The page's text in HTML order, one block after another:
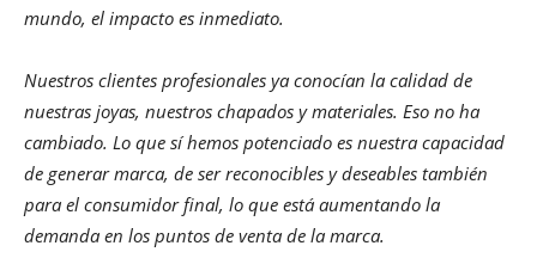
mundo, el impacto es inmediato.
Nuestros clientes profesionales ya conocían la calidad de
nuestras joyas, nuestros chapados y materiales. Eso no ha
cambiado. Lo que sí hemos potenciado es nuestra capacidad
de generar marca, de ser reconocibles y deseables también
para el consumidor final, lo que está aumentando la
demanda en los puntos de venta de la marca.